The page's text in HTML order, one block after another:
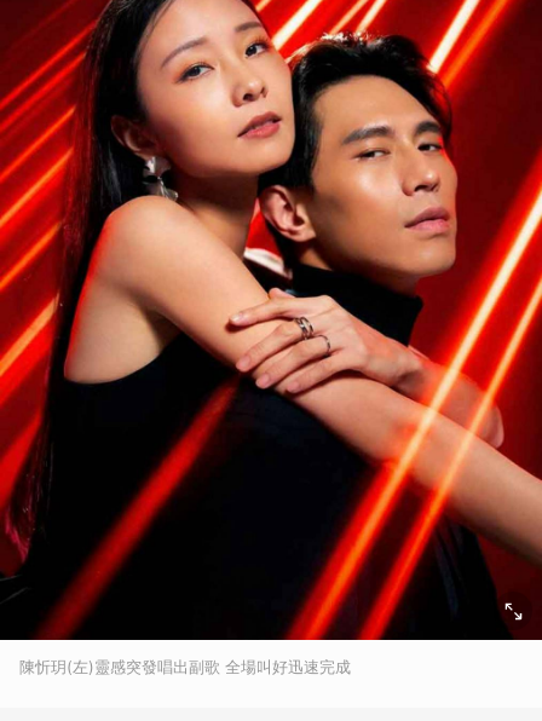
陳忻玥(左)靈感突發唱出副歌 全場叫好迅速完成